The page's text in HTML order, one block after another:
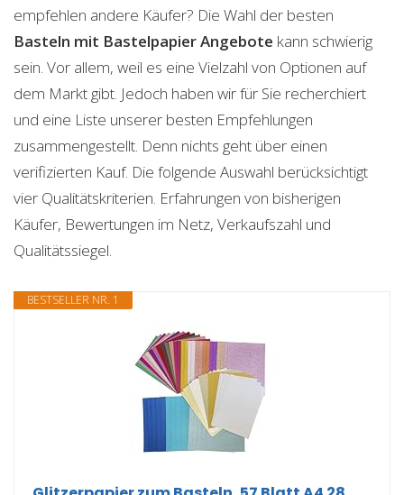
empfehlen andere Käufer? Die Wahl der besten
Basteln mit BastelpapierAngebote kann schwierig
sein. Vor allem, weil es eine Vielzahl von Optionen auf
dem Markt gibt. Jedoch haben wir für Sie recherchiert
und eine Liste unserer besten Empfehlungen
zusammengestellt. Denn nichts geht über einen
verifizierten Kauf. Die folgende Auswahl berücksichtigt
vier Qualitätskriterien. Erfahrungen von bisherigen
Käufer, Bewertungen im Netz, Verkaufszahl und
Qualitätssiegel.
BESTSELLER NR. 1